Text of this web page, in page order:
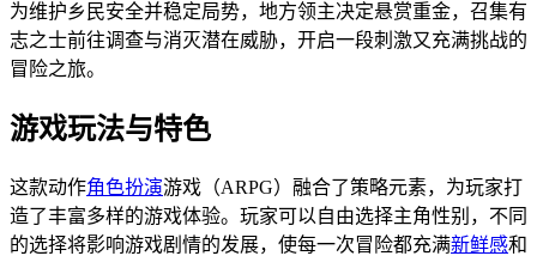
为维护乡民安全并稳定局势，地方领主决定悬赏重金，召集有
志之士前往调查与消灭潜在威胁，开启一段刺激又充满挑战的
冒险之旅。
游戏玩法与特色
这款动作角色扮演游戏（ARPG）融合了策略元素，为玩家打
造了丰富多样的游戏体验。玩家可以自由选择主角性别，不同
的选择将影响游戏剧情的发展，使每一次冒险都充满新鲜感和